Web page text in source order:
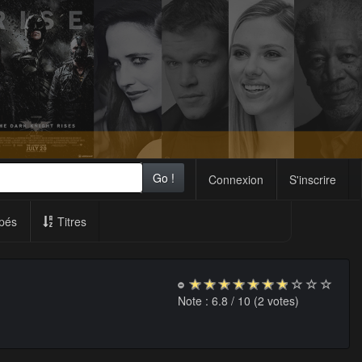
Connexion S'inscrire
Go !
Titres
Note : 6.8 / 10 (2 votes)